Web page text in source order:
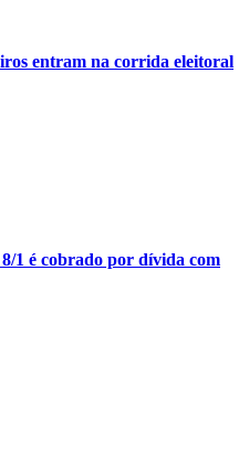
entram na corrida eleitoral
1 é cobrado por dívida com